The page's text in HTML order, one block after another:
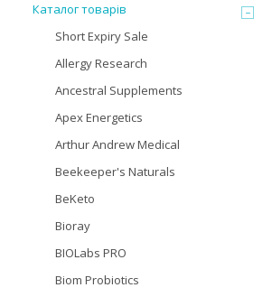
Каталог товарів
Short Expiry Sale
Allergy Research
Ancestral Supplements
Apex Energetics
Arthur Andrew Medical
Beekeeper's Naturals
BeKeto
Bioray
BIOLabs PRO
Biom Probiotics